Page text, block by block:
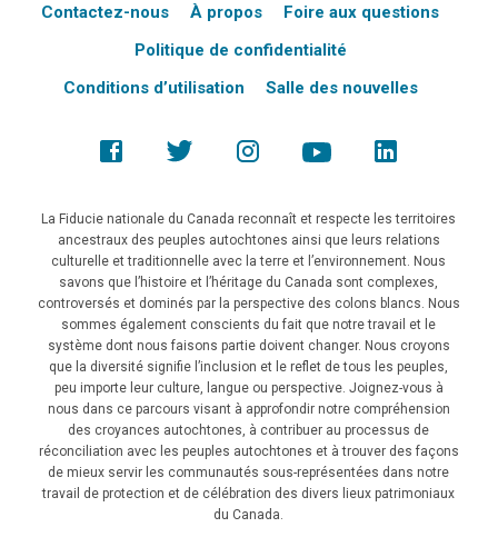
Contactez-nous À propos
Foire aux questions
Politique de confidentialité
Conditions d’utilisation
Salle des nouvelles
La Fiducie nationale du Canada reconnaît et respecte les territoires
ancestraux des peuples autochtones ainsi que leurs relations
culturelle et traditionnelle avec la terre et l’environnement. Nous
savons que l’histoire et l’héritage du Canada sont complexes,
controversés et dominés par la perspective des colons blancs. Nous
sommes également conscients du fait que notre travail et le
système dont nous faisons partie doivent changer. Nous croyons
que la diversité signifie l’inclusion et le reflet de tous les peuples,
peu importe leur culture, langue ou perspective. Joignez-vous à
nous dans ce parcours visant à approfondir notre compréhension
des croyances autochtones, à contribuer au processus de
réconciliation avec les peuples autochtones et à trouver des façons
de mieux servir les communautés sous-représentées dans notre
travail de protection et de célébration des divers lieux patrimoniaux
du Canada.